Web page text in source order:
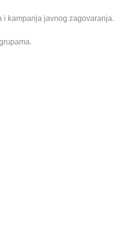
kampanja javnog zagovaranja.